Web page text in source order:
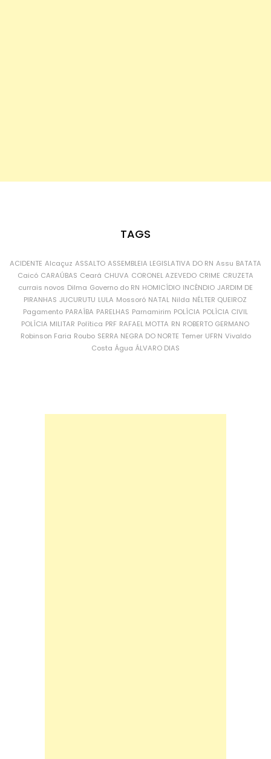
TAGS
ACIDENTE Alcaçuz ASSALTO ASSEMBLEIA LEGISLATIVA DO RN Assu BATATA
Caicó CARAÚBAS Ceará CHUVA CORONEL AZEVEDO CRIME CRUZETA
currais novos Dilma Governo do RN HOMICÍDIO INCÊNDIO JARDIM DE
PIRANHAS JUCURUTU LULA Mossoró NATAL Nilda NÉLTER QUEIROZ
Pagamento PARAÍBA PARELHAS Parnamirim POLÍCIA POLÍCIA CIVIL
POLÍCIA MILITAR Política PRF RAFAEL MOTTA RN ROBERTO GERMANO
Robinson Faria Roubo SERRA NEGRA DO NORTE Temer UFRN Vivaldo
Costa Água ÁLVARO DIAS